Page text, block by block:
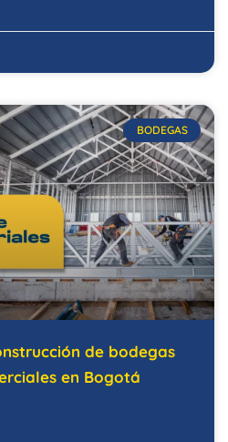
BODEGAS
de bodegas
en Bogotá